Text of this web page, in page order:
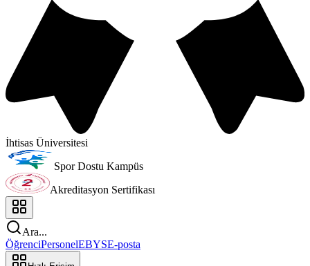
İhtisas Üniversitesi
Spor Dostu Kampüs
Akreditasyon Sertifikası
Ara...
ÖğrenciPersonelEBYSE-posta